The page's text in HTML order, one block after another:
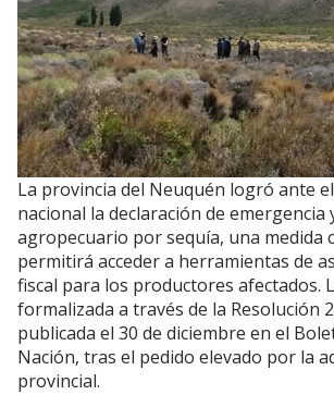
La provincia del Neuquén logró ante
nacional la declaración de emergencia
agropecuario por sequía, una medida
permitirá acceder a herramientas de
fiscal para los productores afectados.
formalizada a través de la Resolución
publicada el 30 de diciembre en el
Nación, tras el pedido elevado por la
provincial.